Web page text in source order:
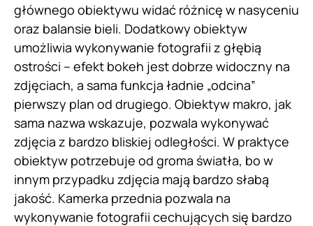
głównego obiektywu widać różnicę w nasyceniu
oraz balansie bieli. Dodatkowy obiektyw
umożliwia wykonywanie fotografii z głębią
ostrości – efekt bokeh jest dobrze widoczny na
zdjęciach, a sama funkcja ładnie „odcina”
pierwszy plan od drugiego. Obiektyw makro, jak
sama nazwa wskazuje, pozwala wykonywać
zdjęcia z bardzo bliskiej odległości. W praktyce
obiektyw potrzebuje od groma światła, bo w
innym przypadku zdjęcia mają bardzo słabą
jakość. Kamerka przednia pozwala na
wykonywanie fotografii cechujących się bardzo